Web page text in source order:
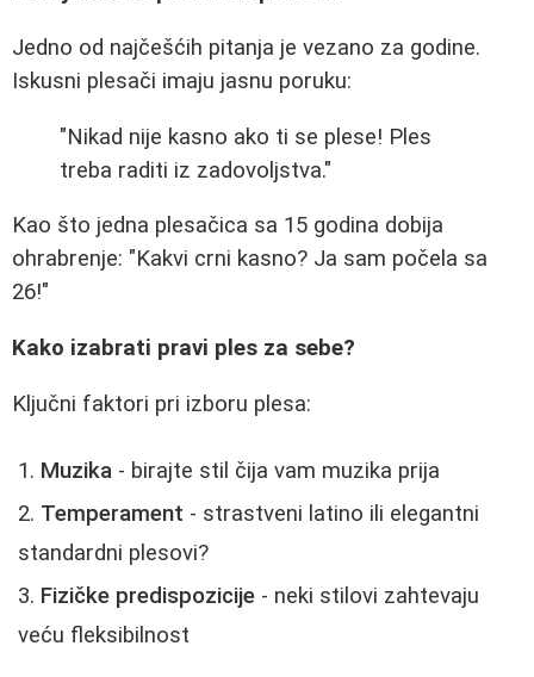
Jedno od najčešćih pitanja je vezano za godine.
Iskusni plesači imaju jasnu poruku:
"Nikad nije kasno ako ti se plese! Ples
treba raditi iz zadovoljstva."
Kao što jedna plesačica sa 15 godina dobija
ohrabrenje: "Kakvi crni kasno? Ja sam počela sa
26!"
Kako izabrati pravi ples za sebe?
Ključni faktori pri izboru plesa:
Muzika - birajte stil čija vam muzika prija
Temperament - strastveni latino ili elegantni
standardni plesovi?
Fizičke predispozicije - neki stilovi zahtevaju
veću fleksibilnost